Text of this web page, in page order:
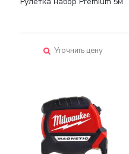
Уточнить цену